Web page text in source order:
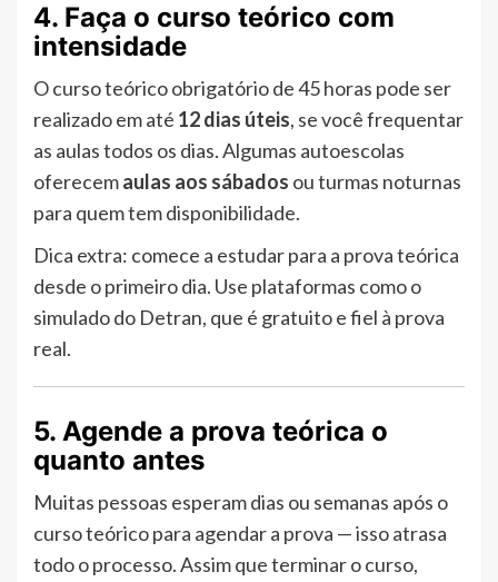
4. Faça o curso teórico com
intensidade
O curso teórico obrigatório de 45 horas pode ser
realizado em até 12 dias úteis, se você frequentar
as aulas todos os dias. Algumas autoescolas
oferecemaulas aos sábados ou turmas noturnas
para quem tem disponibilidade.
Dica extra: comece a estudar para a prova teórica
desde o primeiro dia. Use plataformas como o
simulado do Detran, que é gratuito e fiel à prova
real.
5. Agende a prova teórica o
quanto antes
Muitas pessoas esperam dias ou semanas após o
curso teórico para agendar a prova — isso atrasa
todo o processo. Assim que terminar o curso,